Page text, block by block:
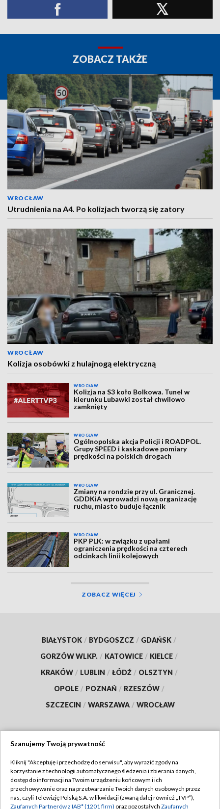
ZOBACZ TAKŻE
WROCŁAW
Utrudnienia na A4. Po kolizjach tworzą się zatory
WROCŁAW
Kolizja osobówki z hulajnogą elektryczną
WROCŁAW
Kolizja na S3 koło Bolkowa. Tunel w
kierunku Lubawki został chwilowo
zamknięty
WROCŁAW
Ogólnopolska akcja Policji i ROADPOL.
Grupy SPEED i kaskadowe pomiary
prędkości na polskich drogach
WROCŁAW
Zmiany na rondzie przy ul. Granicznej.
GDDKiA wprowadzi nową organizację
ruchu, miasto buduje łącznik
WROCŁAW
PKP PLK: w związku z upałami
ograniczenia prędkości na czterech
odcinkach linii kolejowych
ZOBACZ WIĘCEJ
BIAŁYSTOK / BYDGOSZCZ / GDAŃSK /
GORZÓW WLKP. / KATOWICE / KIELCE /
KRAKÓW / LUBLIN / ŁÓDŹ / OLSZTYN /
OPOLE / POZNAŃ / RZESZÓW /
SZCZECIN / WARSZAWA / WROCŁAW
TVP
Abonament TVP
Emisja w TVP
Regulamin TVP
Szanujemy Twoją prywatność
Kliknij "Akceptuję i przechodzę do serwisu", aby wyrazić zgody na
korzystanie z technologii automatycznego śledzenia i zbierania danych,
dostęp do informacji na Twoim urządzeniu końcowym i ich
przechowywanie oraz na przetwarzanie Twoich danych osobowych przez
nas, czyli Telewizję Polską S.A. w likwidacji (zwaną dalej również „TVP”),
Zaufanych Partnerów z IAB* (1201 firm) oraz pozostałych Zaufanych